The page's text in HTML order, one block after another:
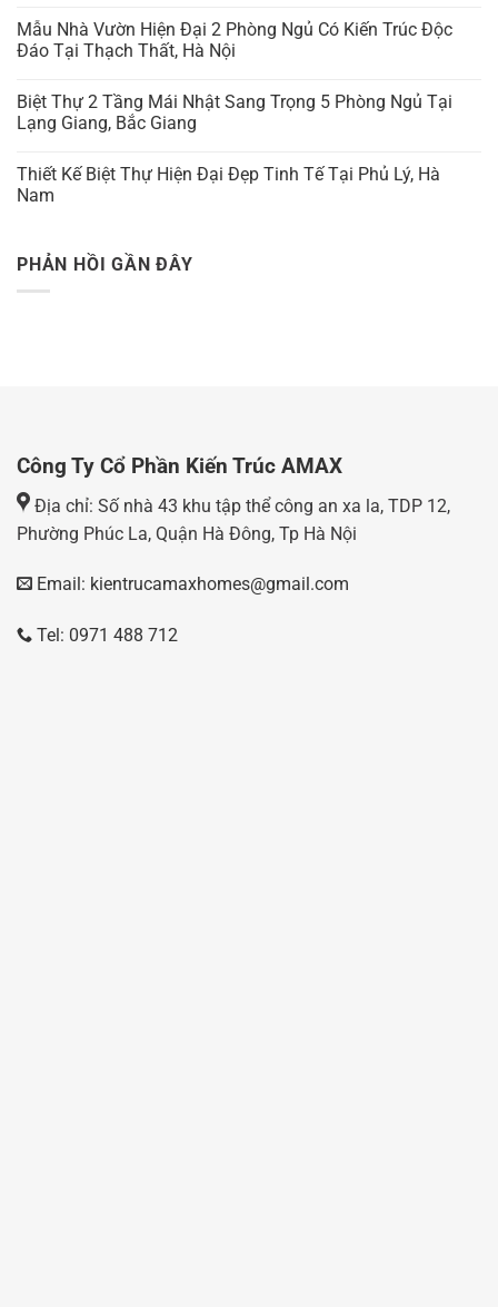
Mẫu Nhà Vườn Hiện Đại 2 Phòng Ngủ Có Kiến Trúc Độc
Đáo Tại Thạch Thất, Hà Nội
Biệt Thự 2 Tầng Mái Nhật Sang Trọng 5 Phòng Ngủ Tại
Lạng Giang, Bắc Giang
Thiết Kế Biệt Thự Hiện Đại Đẹp Tinh Tế Tại Phủ Lý, Hà
Nam
PHẢN HỒI GẦN ĐÂY
Công Ty Cổ Phần Kiến Trúc AMAX
Địa chỉ: Số nhà 43 khu tập thể công an xa la, TDP 12,
Phường Phúc La, Quận Hà Đông, Tp Hà Nội
Email: kientrucamaxhomes@gmail.com
Tel: 0971 488 712